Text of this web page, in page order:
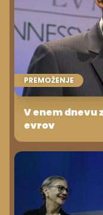
PREMOŽENJE
V enem
evrov